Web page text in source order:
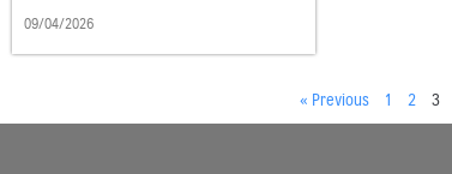
09/04/2026
« Previous 1 2 3